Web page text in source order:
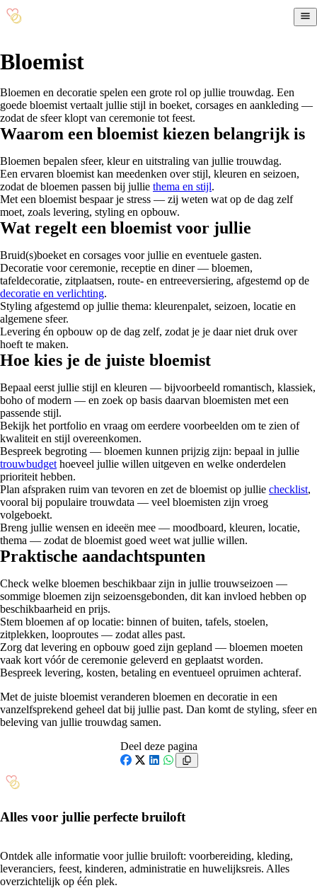
Bloemist
Bloemen en decoratie spelen een grote rol op jullie trouwdag. Een
goede bloemist vertaalt jullie stijl in boeket, corsages en aankleding —
zodat de sfeer klopt van ceremonie tot feest.
Waarom een bloemist kiezen belangrijk is
Bloemen bepalen sfeer, kleur en uitstraling van jullie trouwdag.
Een ervaren bloemist kan meedenken over stijl, kleuren en seizoen,
zodat de bloemen passen bij jullie thema en stijl.
Met een bloemist bespaar je stress — zij weten wat op de dag zelf
moet, zoals levering, styling en opbouw.
Wat regelt een bloemist voor jullie
Bruid(s)boeket en corsages voor jullie en eventuele gasten.
Decoratie voor ceremonie, receptie en diner — bloemen,
tafeldecoratie, zitplaatsen, route- en entreeversiering, afgestemd op de
decoratie en verlichting.
Styling afgestemd op jullie thema: kleurenpalet, seizoen, locatie en
algemene sfeer.
Levering én opbouw op de dag zelf, zodat je je daar niet druk over
hoeft te maken.
Hoe kies je de juiste bloemist
Bepaal eerst jullie stijl en kleuren — bijvoorbeeld romantisch, klassiek,
boho of modern — en zoek op basis daarvan bloemisten met een
passende stijl.
Bekijk het portfolio en vraag om eerdere voorbeelden om te zien of
kwaliteit en stijl overeenkomen.
Bespreek begroting — bloemen kunnen prijzig zijn: bepaal in jullie
trouwbudgethoeveel jullie willen uitgeven en welke onderdelen
prioriteit hebben.
Plan afspraken ruim van tevoren en zet de bloemist op jullie checklist,
vooral bij populaire trouwdata — veel bloemisten zijn vroeg
volgeboekt.
Breng jullie wensen en ideeën mee — moodboard, kleuren, locatie,
thema — zodat de bloemist goed weet wat jullie willen.
Praktische aandachtspunten
Check welke bloemen beschikbaar zijn in jullie trouwseizoen —
sommige bloemen zijn seizoensgebonden, dit kan invloed hebben op
beschikbaarheid en prijs.
Stem bloemen af op locatie: binnen of buiten, tafels, stoelen,
zitplekken, looproutes — zodat alles past.
Zorg dat levering en opbouw goed zijn gepland — bloemen moeten
vaak kort vóór de ceremonie geleverd en geplaatst worden.
Bespreek levering, kosten, betaling en eventueel opruimen achteraf.
Met de juiste bloemist veranderen bloemen en decoratie in een
vanzelfsprekend geheel dat bij jullie past. Dan komt de styling, sfeer en
beleving van jullie trouwdag samen.
Deel deze pagina
Alles voor jullie perfecte bruiloft
Ontdek alle informatie voor jullie bruiloft: voorbereiding, kleding,
leveranciers, feest, kinderen, administratie en huwelijksreis. Alles
overzichtelijk op één plek.